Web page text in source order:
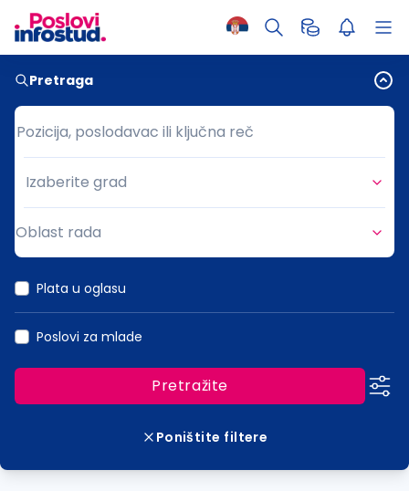
Pretraga
Pozicija, poslodavac ili ključna reč
Pozicija, poslodavac ili ključna reč
Grad
Izaberite grad
Oblast rada
Plata u oglasu
Poslovi za mlade
Pretražite
Poništite filtere